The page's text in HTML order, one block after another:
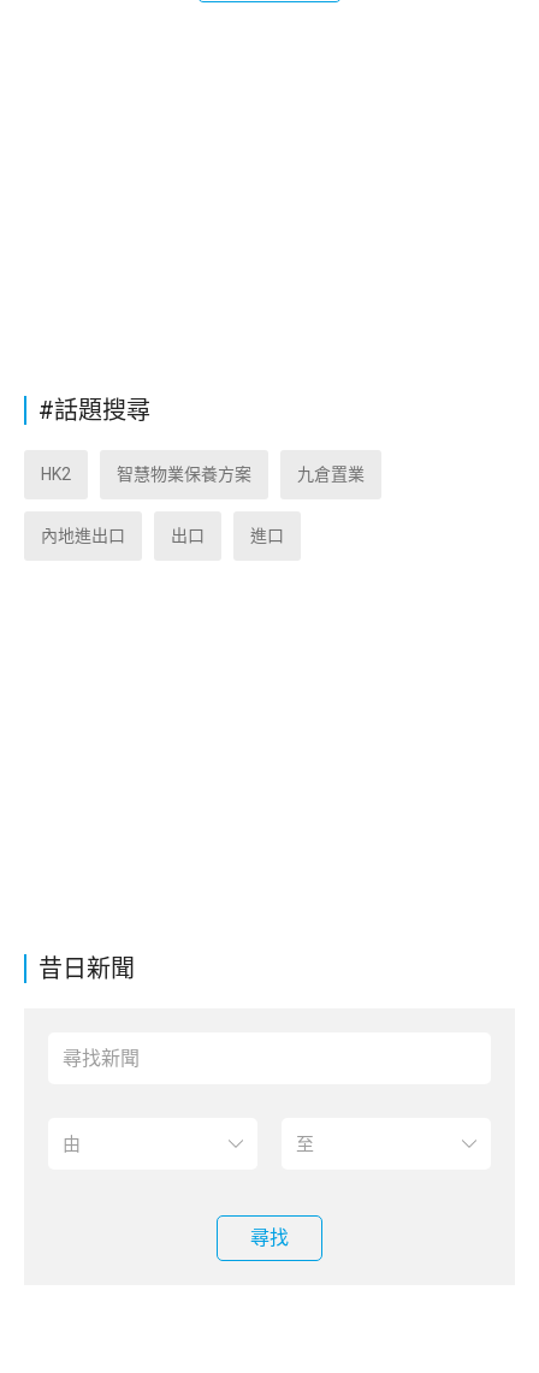
昔日新聞
尋找
#話題搜尋
HK2 智慧物業保養方案 九倉置業
內地進出口 出口 進口